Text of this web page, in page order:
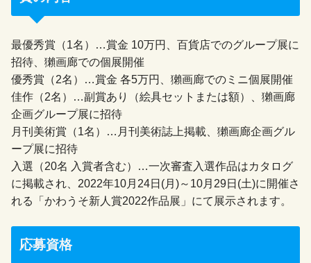
最優秀賞（1名）…賞金 10万円、百貨店でのグループ展に
招待、獺画廊での個展開催
優秀賞（2名）…賞金 各5万円、獺画廊でのミニ個展開催
佳作（2名）…副賞あり（絵具セットまたは額）、獺画廊
企画グループ展に招待
月刊美術賞（1名）…月刊美術誌上掲載、獺画廊企画グル
ープ展に招待
入選（20名 入賞者含む）…一次審査入選作品はカタログ
に掲載され、2022年10月24日(月)～10月29日(土)に開催さ
れる「かわうそ新人賞2022作品展」にて展示されます。
応募資格